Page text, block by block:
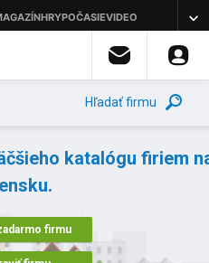
Hľadať firmu
katalógu firiem
firmu